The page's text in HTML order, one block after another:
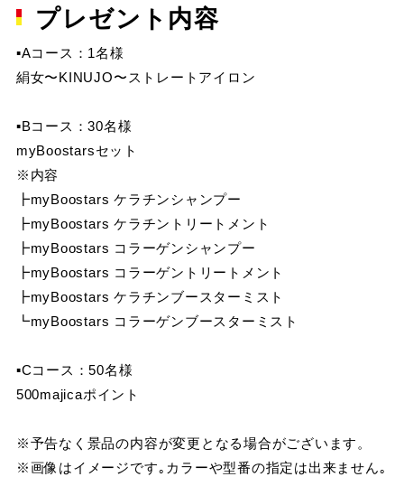
プレゼント内容
▪Aコース：1名様
絹女〜KINUJO〜ストレートアイロン
▪Bコース：30名様
myBoostarsセット
※内容
┣myBoostars ケラチンシャンプー
┣myBoostars ケラチントリートメント
┣myBoostars コラーゲンシャンプー
┣myBoostars コラーゲントリートメント
┣myBoostars ケラチンブースターミスト
┗myBoostars コラーゲンブースターミスト
▪Cコース：50名様
500majicaポイント
※予告なく景品の内容が変更となる場合がございます。
※画像はイメージです｡カラーや型番の指定は出来ません｡